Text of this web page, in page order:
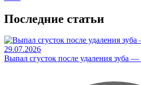
Последние статьи
29.07.2026
Выпал сгусток после удаления зуба —